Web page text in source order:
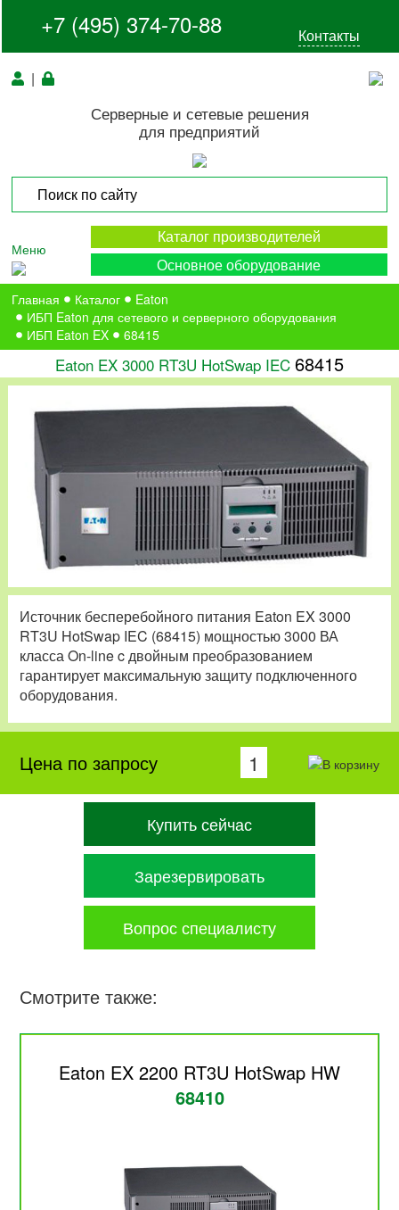
+7 (495) 374-70-88 Контакты
|
Серверные и сетевые решения
для предприятий
Меню
Каталог производителей
Основное оборудование
Главная Каталог
Eaton
ИБП Eaton для сетевого и серверного оборудования
ИБП Eaton EX
68415
Eaton EX 3000 RT3U HotSwap IEC 68415
Источник бесперебойного питания Eaton EX 3000
RT3U HotSwap IEC (68415) мощностью 3000 ВА
класса On-line c двойным преобразованием
гарантирует максимальную защиту подключенного
оборудования.
Цена по запросу
Купить сейчас
Зарезервировать
Вопрос специалисту
Смотрите также:
Eaton EX 2200 RT3U HotSwap HW
68410